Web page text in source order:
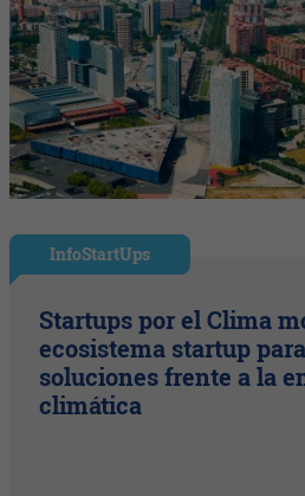
InfoStartUps
Startups por el Clima
ecosistema startup
soluciones frente a la
climática